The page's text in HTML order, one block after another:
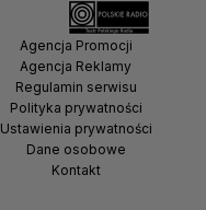
Agencja Promocji
Agencja Reklamy
Regulamin serwisu
Polityka prywatności
Ustawienia prywatności
Dane osobowe
Kontakt